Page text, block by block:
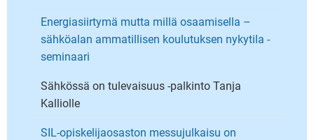
Energiasiirtymä mutta millä osaamisella –
sähköalan ammatillisen koulutuksen nykytila -
seminaari
Sähkössä on tulevaisuus -palkinto Tanja
Kalliolle
SIL-opiskelijaosaston messujulkaisu on